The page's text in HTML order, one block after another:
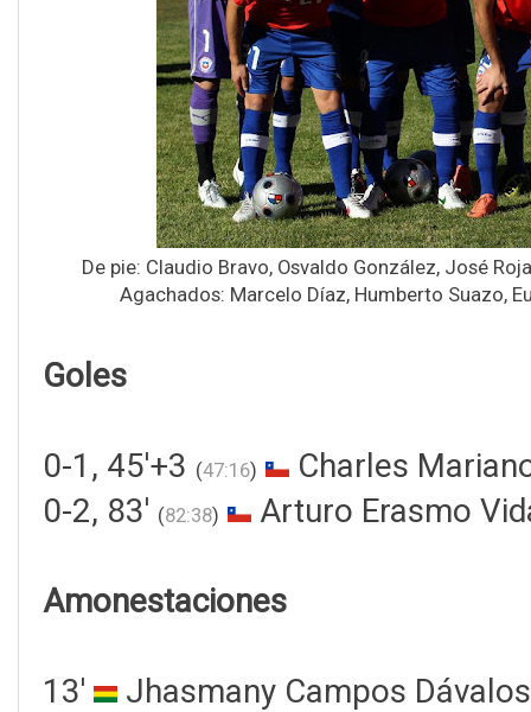
De pie: Claudio Bravo, Osvaldo González, José
Agachados: Marcelo Díaz, Humberto Suazo,
Goles
0-1, 45'+3 (47:16)
Charles
0-2, 83' (82:38) Arturo Erasmo
Amonestaciones
13'
Jhasmany Campos Dávalos